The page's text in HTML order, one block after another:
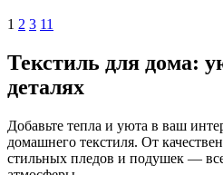
1 2 3 11
Текстиль для дома:
деталях
Добавьте тепла и уюта в ваш
домашнего текстиля. От
стильных пледов и подушек —